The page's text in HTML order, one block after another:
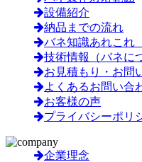
設備紹介
納品までの流れ
バネ知識あれこれ
技術情報（バネに
お見積もり・お問
よくあるお問い合
お客様の声
プライバシーポリ
企業理念